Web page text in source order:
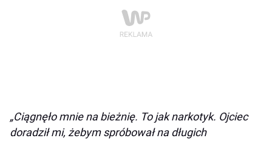
„Ciągnęło mnie na bieżnię. To jak narkotyk. Ojciec
doradził mi, żebym spróbował na długich